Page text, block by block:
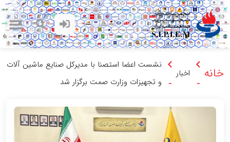
خانه -
اخبار
-
نشست اعضا استصنا با مدیرکل صنایع ماشین آلات
و تجهیزات وزارت صمت برگزار شد